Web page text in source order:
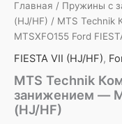
Главная / Пружины с
(HJ/HF) / MTS Technik
MTSXFO155 Ford
FIESTA VII (HJ/HF),
MTS Technik
занижением —
(HJ/HF)